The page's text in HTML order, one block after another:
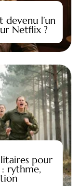
devenu l’un
Netflix ?
pour
rythme,